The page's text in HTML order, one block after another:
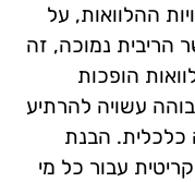
ההלוואות, על
הריבית נמוכה, זה
הופכות
עשויה להרתיע
כלכלית. הבנת
עבור כל מי